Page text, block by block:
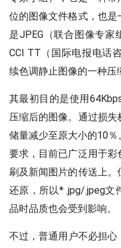
位的图像文件格式，也
是JPEG（联合图像专家
CCI TT（国际电报电话
续色调静止图像的一种压
其最初目的是使用
压缩后的图像。通过损
储量减少至原大小的10
要求，目前已广泛用于
刷及新闻图片的传送上
还原，所以* .jpg/.jpeg文
品时品质也会受到影响。
不过，普通用户不必担